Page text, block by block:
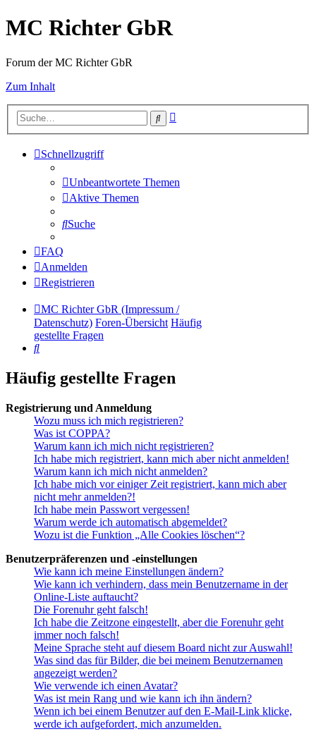
MC Richter GbR
Forum der MC Richter GbR
Zum Inhalt
Suche
Schnellzugriff
Unbeantwortete Themen
Aktive Themen
Suche
FAQ
Anmelden
Registrieren
MC Richter GbR (Impressum /
Datenschutz) Foren-Übersicht Häufig
gestellte Fragen
Suche
Häufig gestellte Fragen
Registrierung und Anmeldung
Wozu muss ich mich registrieren?
Was ist COPPA?
Warum kann ich mich nicht registrieren?
Ich habe mich registriert, kann mich aber nicht anmelden!
Warum kann ich mich nicht anmelden?
Ich habe mich vor einiger Zeit registriert, kann mich aber
nicht mehr anmelden?!
Ich habe mein Passwort vergessen!
Warum werde ich automatisch abgemeldet?
Wozu ist die Funktion „Alle Cookies löschen“?
Benutzerpräferenzen und -einstellungen
Wie kann ich meine Einstellungen ändern?
Wie kann ich verhindern, dass mein Benutzername in der
Online-Liste auftaucht?
Die Forenuhr geht falsch!
Ich habe die Zeitzone eingestellt, aber die Forenuhr geht
immer noch falsch!
Meine Sprache steht auf diesem Board nicht zur Auswahl!
Was sind das für Bilder, die bei meinem Benutzernamen
angezeigt werden?
Wie verwende ich einen Avatar?
Was ist mein Rang und wie kann ich ihn ändern?
Wenn ich bei einem Benutzer auf den E-Mail-Link klicke,
werde ich aufgefordert, mich anzumelden.